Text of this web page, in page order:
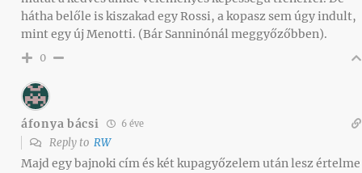
hátha belőle is kiszakad egy Rossi, a kopasz sem úgy indult,
mint egy új Menotti. (Bár Sanninónál meggyőzőbben).
0
áfonya bácsi 6 éve
Reply to RW
Majd egy bajnoki cím és két kupagyőzelem után lesz értelme